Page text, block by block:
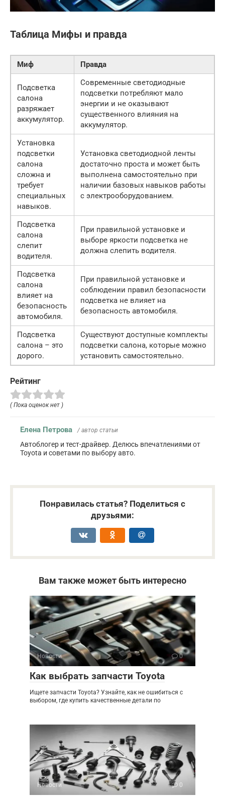
Таблица Мифы и правда
Миф Правда
Подсветка
салона
разряжает
аккумулятор.
Современные светодиодные
подсветки потребляют мало
энергии и не оказывают
существенного влияния на
аккумулятор.
Установка
подсветки
салона
сложна и
требует
специальных
навыков.
Установка светодиодной ленты
достаточно проста и может быть
выполнена самостоятельно при
наличии базовых навыков работы
с электрооборудованием.
Подсветка
салона
слепит
водителя.
При правильной установке и
выборе яркости подсветка не
должна слепить водителя.
Подсветка
салона
влияет на
безопасность
автомобиля.
При правильной установке и
соблюдении правил безопасности
подсветка не влияет на
безопасность автомобиля.
Подсветка
салона – это
дорого.
Существуют доступные комплекты
подсветки салона, которые можно
установить самостоятельно.
Рейтинг
( Пока оценок нет )
Елена Петрова / автор статьи
Автоблогер и тест-драйвер. Делюсь впечатлениями от
Toyota и советами по выбору авто.
Понравилась статья? Поделиться с
друзьями:
Вам также может быть интересно
Новости 0
Как выбрать запчасти Toyota
Ищете запчасти Toyota? Узнайте, как не ошибиться с
выбором, где купить качественные детали по
Новости 0